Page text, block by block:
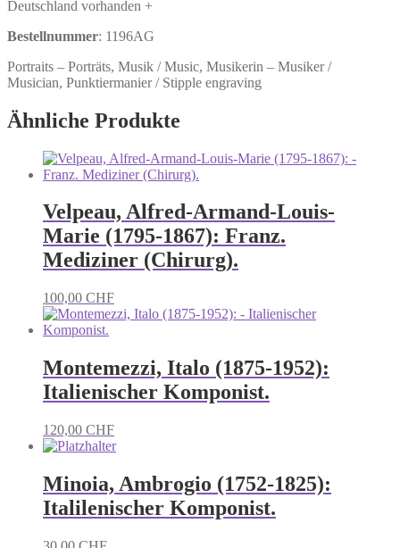
Deutschland vorhanden +
Bestellnummer: 1196AG
Portraits – Porträts, Musik / Music, Musikerin – Musiker /
Musician, Punktiermanier / Stipple engraving
Ähnliche Produkte
Velpeau, Alfred-Armand-Louis-
Marie (1795-1867): Franz.
Mediziner (Chirurg).
100,00 CHF
Montemezzi, Italo (1875-1952):
Italienischer Komponist.
120,00 CHF
Minoia, Ambrogio (1752-1825):
Italilenischer Komponist.